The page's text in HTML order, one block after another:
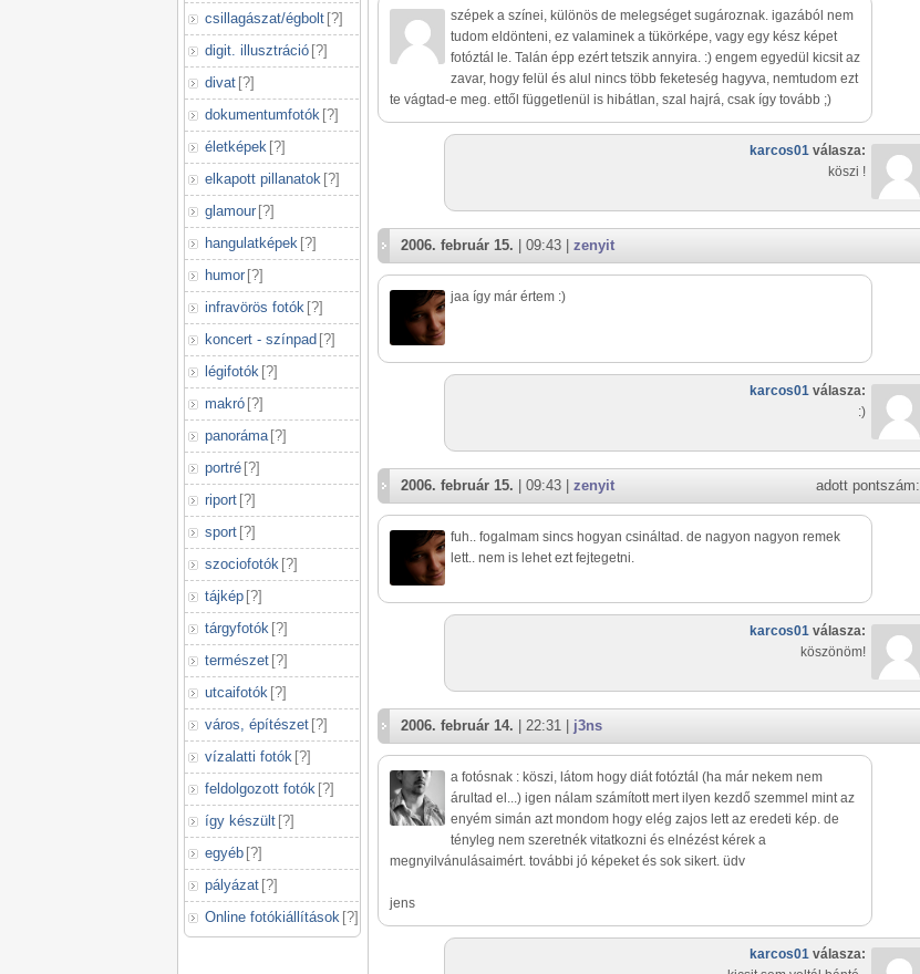
csillagászat/égbolt [?]
digit. illusztráció [?]
divat [?]
dokumentumfotók [?]
életképek [?]
elkapott pillanatok [?]
glamour [?]
hangulatképek [?]
humor [?]
infravörös fotók [?]
koncert - színpad [?]
légifotók [?]
makró [?]
panoráma [?]
portré [?]
riport [?]
sport [?]
szociofotók [?]
tájkép [?]
tárgyfotók [?]
természet [?]
utcaifotók [?]
város, építészet [?]
vízalatti fotók [?]
feldolgozott fotók [?]
így készült [?]
egyéb [?]
pályázat [?]
Online fotókiállítások [?]
szépek a színei, különös de melegséget sugároznak. igazából nem
tudom eldönteni, ez valaminek a tükörképe, vagy egy kész képet
fotóztál le. Talán épp ezért tetszik annyira. :) engem egyedül kicsit az
zavar, hogy felül és alul nincs több feketeség hagyva, nemtudom ezt
te vágtad-e meg. ettől függetlenül is hibátlan, szal hajrá, csak így tovább ;)
karcos01 válasza:
köszi !
2006. február 15. | 09:43 | zenyit
jaa így már értem :)
karcos01 válasza:
:)
adott pontszám:
2006. február 15. | 09:43 | zenyit
fuh.. fogalmam sincs hogyan csináltad. de nagyon nagyon remek
lett.. nem is lehet ezt fejtegetni.
karcos01 válasza:
köszönöm!
2006. február 14. | 22:31 | j3ns
a fotósnak : köszi, látom hogy diát fotóztál (ha már nekem nem
árultad el...) igen nálam számított mert ilyen kezdő szemmel mint az
enyém simán azt mondom hogy elég zajos lett az eredeti kép. de
tényleg nem szeretnék vitatkozni és elnézést kérek a
megnyilvánulásaimért. további jó képeket és sok sikert. üdv
jens
karcos01 válasza: